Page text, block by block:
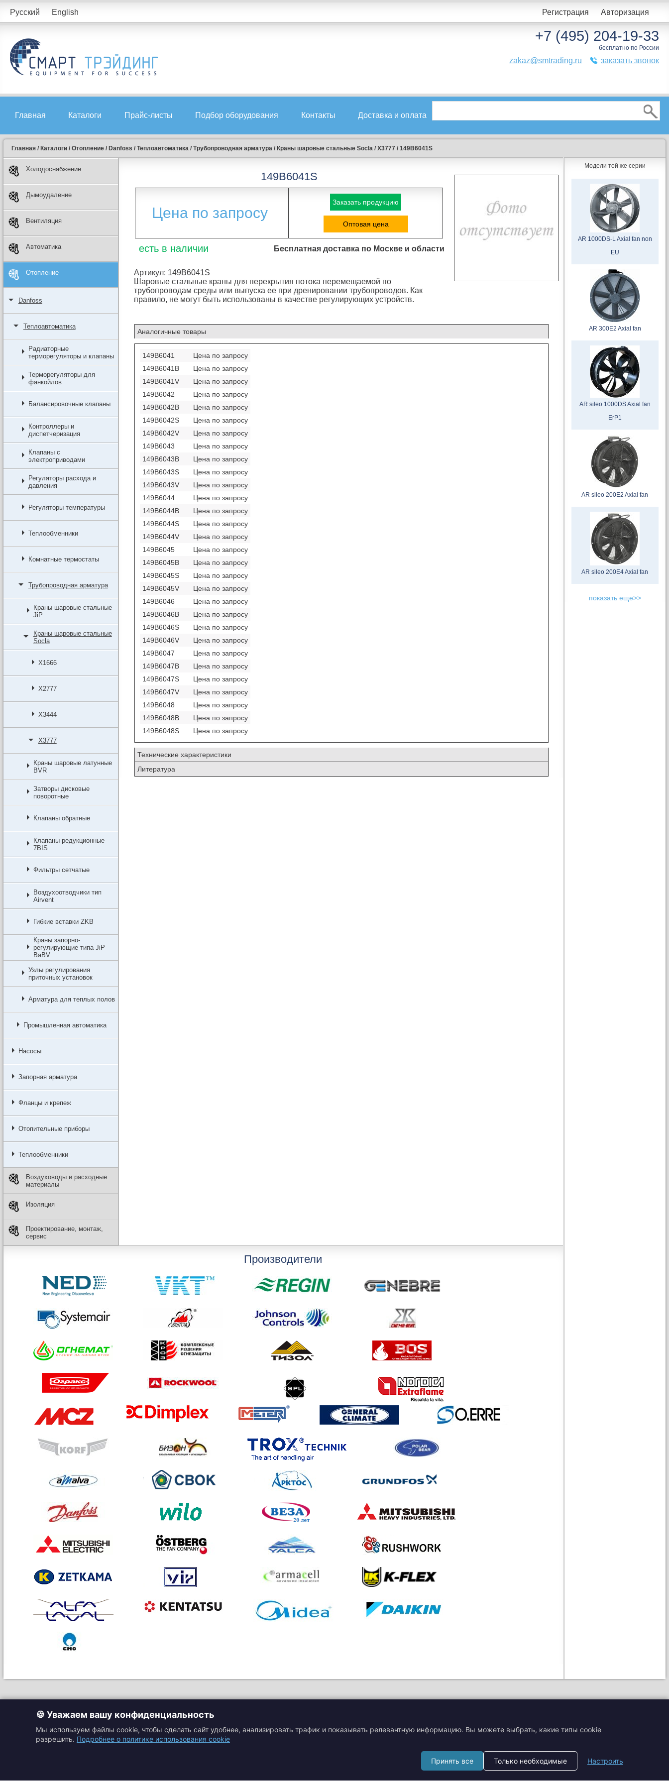
Русский English Регистрация Авторизация
+7 (495) 204-19-33
бесплатно по России
zakaz@smtrading.ru заказать звонок
Главная Каталоги Прайс-листы Подбор оборудования Контакты Доставка и оплата
Главная / Каталоги / Отопление / Danfoss / Теплоавтоматика / Трубопроводная арматура / Краны шаровые стальные Socla / X3777 / 149B6041S
Холодоснабжение
Дымоудаление
Вентиляция
Автоматика
Отопление
Danfoss
Теплоавтоматика
Радиаторные
терморегуляторы и клапаны
Терморегуляторы для
фанкойлов
Балансировочные клапаны
Контроллеры и
диспетчеризация
Клапаны с
электроприводами
Регуляторы расхода и
давления
Регуляторы температуры
Теплообменники
Комнатные термостаты
Трубопроводная арматура
Краны шаровые стальные
JiP
Краны шаровые стальные
Socla
X1666
X2777
X3444
X3777
Краны шаровые латунные
BVR
Затворы дисковые
поворотные
Клапаны обратные
Клапаны редукционные
7BIS
Фильтры сетчатые
Воздухоотводчики тип
Airvent
Гибкие вставки ZKB
Краны запорно-
регулирующие типа JiP
BaBV
Узлы регулирования
приточных установок
Арматура для теплых полов
Промышленная автоматика
Насосы
Запорная арматура
Фланцы и крепеж
Отопительные приборы
Теплообменники
Воздуховоды и расходные
материалы
Изоляция
Проектирование, монтаж,
сервис
149B6041S
Цена по запросу
Заказать продукцию
Оптовая цена
есть в наличии Бесплатная доставка по Москве и области
Артикул: 149B6041S
Шаровые стальные краны для перекрытия потока перемещаемой по
трубопроводам среды или выпуска ее при дренировании трубопроводов. Как
правило, не могут быть использованы в качестве регулирующих устройств.
Аналогичные товары
149B6041
Цена по запросу
149B6041B
Цена по запросу
149B6041V
Цена по запросу
149B6042
Цена по запросу
149B6042B
Цена по запросу
149B6042S
Цена по запросу
149B6042V
Цена по запросу
149B6043
Цена по запросу
149B6043B
Цена по запросу
149B6043S
Цена по запросу
149B6043V
Цена по запросу
149B6044
Цена по запросу
149B6044B
Цена по запросу
149B6044S
Цена по запросу
149B6044V
Цена по запросу
149B6045
Цена по запросу
149B6045B
Цена по запросу
149B6045S
Цена по запросу
149B6045V
Цена по запросу
149B6046
Цена по запросу
149B6046B
Цена по запросу
149B6046S
Цена по запросу
149B6046V
Цена по запросу
149B6047
Цена по запросу
149B6047B
Цена по запросу
149B6047S
Цена по запросу
149B6047V
Цена по запросу
149B6048
Цена по запросу
149B6048B
Цена по запросу
149B6048S
Цена по запросу
Технические характеристики
Литература
Производители
Модели той же серии
AR 1000DS-L Axial fan non
EU
AR 300E2 Axial fan
AR sileo 1000DS Axial fan
ErP1
AR sileo 200E2 Axial fan
AR sileo 200E4 Axial fan
показать еще>>
+7 (495) 204-19-33
zakaz@smtrading.ru
🍪 Уважаем вашу конфиденциальность
Мы используем файлы cookie, чтобы сделать сайт удобнее, анализировать трафик и показывать релевантную информацию. Вы можете выбрать, какие типы cookie
разрешить. Подробнее о политике использования cookie
Принять все Только необходимые Настроить